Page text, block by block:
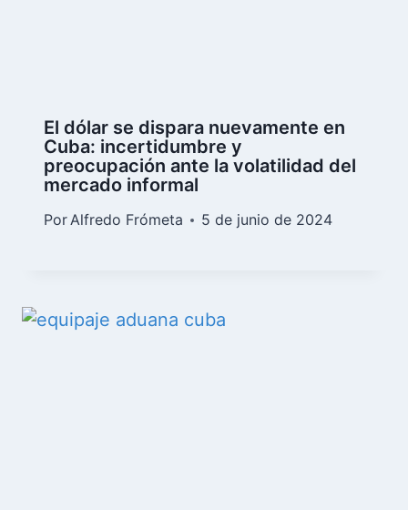
El dólar se dispara nuevamente en
Cuba: incertidumbre y
preocupación ante la volatilidad del
mercado informal
PorAlfredo Frómeta 5 de junio de 2024